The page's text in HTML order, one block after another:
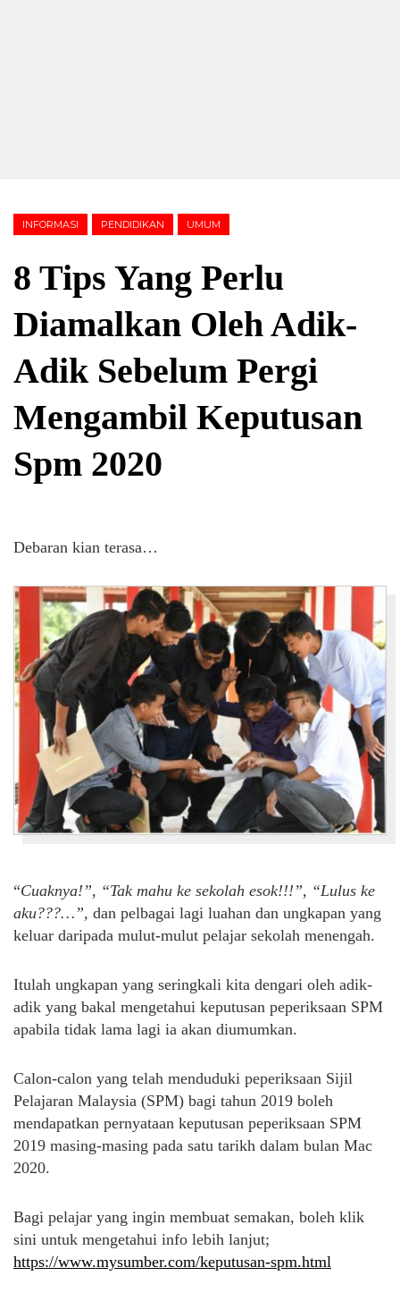
INFORMASI PENDIDIKAN UMUM
8 Tips Yang Perlu
Diamalkan Oleh Adik-
Adik Sebelum Pergi
Mengambil Keputusan
Spm 2020
Debaran kian terasa…
“Cuaknya!”, “Tak mahu ke sekolah esok!!!”, “Lulus ke
aku???…”, dan pelbagai lagi luahan dan ungkapan yang
keluar daripada mulut-mulut pelajar sekolah menengah.
Itulah ungkapan yang seringkali kita dengari oleh adik-
adik yang bakal mengetahui keputusan peperiksaan SPM
apabila tidak lama lagi ia akan diumumkan.
Calon-calon yang telah menduduki peperiksaan Sijil
Pelajaran Malaysia (SPM) bagi tahun 2019 boleh
mendapatkan pernyataan keputusan peperiksaan SPM
2019 masing-masing pada satu tarikh dalam bulan Mac
2020.
Bagi pelajar yang ingin membuat semakan, boleh klik
sini untuk mengetahui info lebih lanjut;
https://www.mysumber.com/keputusan-spm.html